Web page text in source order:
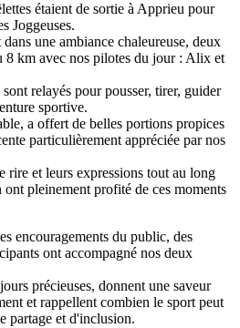
étaient de sortie à Apprieu pour
Joggeuses.
une ambiance chaleureuse, deux
8 km avec nos pilotes du jour : Alix et
relayés pour pousser, tirer, guider
sportive.
a offert de belles portions propices
particulièrement appréciée par nos
rire et leurs expressions tout au long
pleinement profité de ces moments
encouragements du public, des
ont accompagné nos deux
précieuses, donnent une saveur
et rappellent combien le sport peut
partage et d'inclusion.